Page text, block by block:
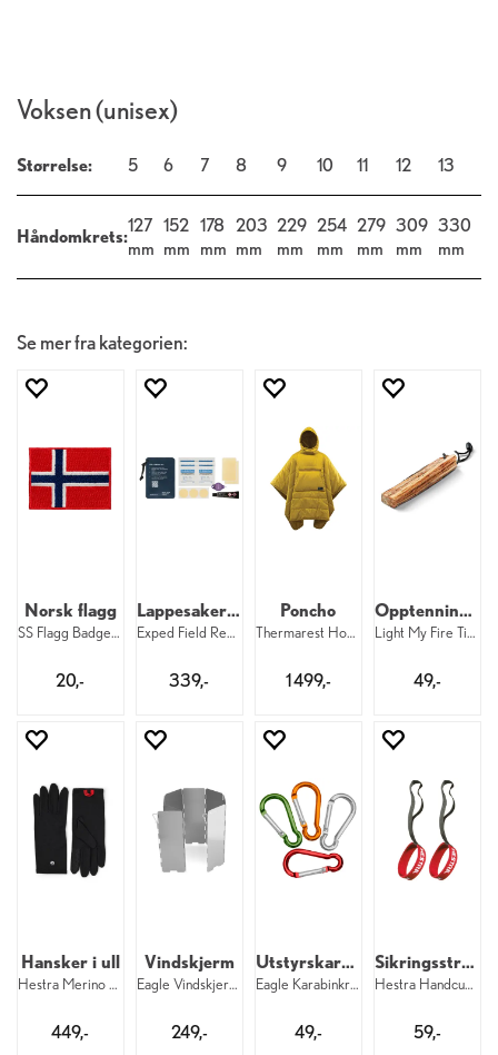
Voksen (unisex)
Størrelse: 5 6 7 8 9 10 11 12 13
Håndomkrets:
127
mm
152
mm
178
mm
203
mm
229
mm
254
mm
279
mm
309
mm
330
mm
Se mer fra kategorien:
Norsk flagg
SS Flagg Badge Norge
20,-
Lappesaker til Exped
Exped Field Repair Kit
339,-
Poncho
Thermarest Honcho Poncho Wheat
1 499,-
Opptenningspinne
Light My Fire Tinder-on-a-Rope
49,-
Hansker i ull
Hestra Merino Wool Liner Long 5F 100
449,-
Vindskjerm
Eagle Vindskjerm Grey
249,-
Utstyrskarabiner (4 pk.)
Eagle Karabinkroker 4 pk.
49,-
Sikringsstropper til barn
Hestra Handcuff 17 mm Jr 3–7
59,-